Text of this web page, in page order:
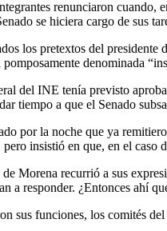
renunciaron
se hiciera cargo de sus
los pretextos del
denominada
del INE tenía previsto
tiempo a que el Senado
por la noche que ya
insistió en que, en el caso
Morena recurrió a sus
a responder. ¿Entonces ahí
sus funciones, los comités